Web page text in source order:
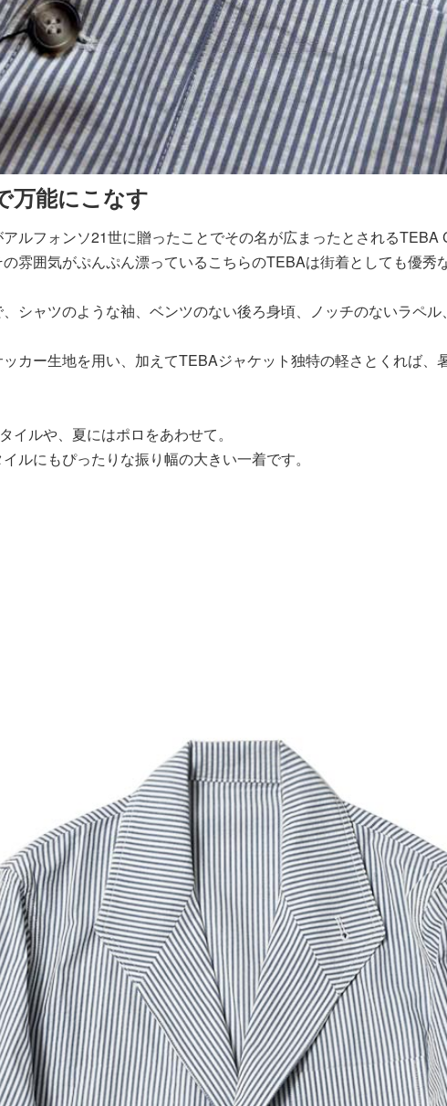
万能にこなす
ルフォンソ21世に贈ったことでその名が広まったとされるTEBA
雰囲気がぷんぷん漂っているこちらのTEBAは街着としても優秀
シャツのような袖、ベンツのない後ろ身頃、ノッチのないラペ
カー生地を用い、加えてTEBAジャケット独特の軽さとくれば、
ルや、夏にはポロをあわせて。
ルにもぴったりな振り幅の大きい一着です。